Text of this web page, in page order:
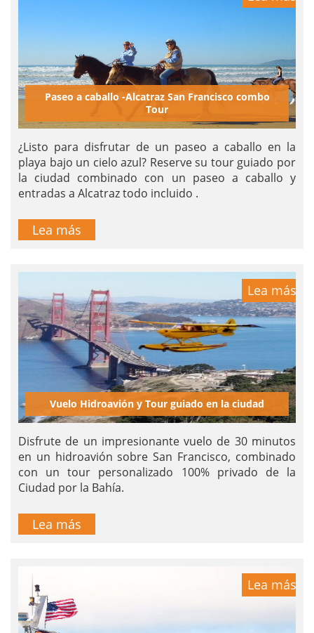
Paseo a caballo -Alcatraz San Francisco combo
Tour
¿Listo para disfrutar de un paseo a caballo en la
playa bajo un cielo azul? Reserve su tour guiado por
la ciudad combinado con un paseo a caballo y
entradas a Alcatraz todo incluido .
Lea más
Lea más
Vuelo Hidroavión y Tour guiado en la ciudad
Disfrute de un impresionante vuelo de 30 minutos
en un hidroavión sobre San Francisco, combinado
con un tour personalizado 100% privado de la
Ciudad por la Bahía.
Lea más
Lea más